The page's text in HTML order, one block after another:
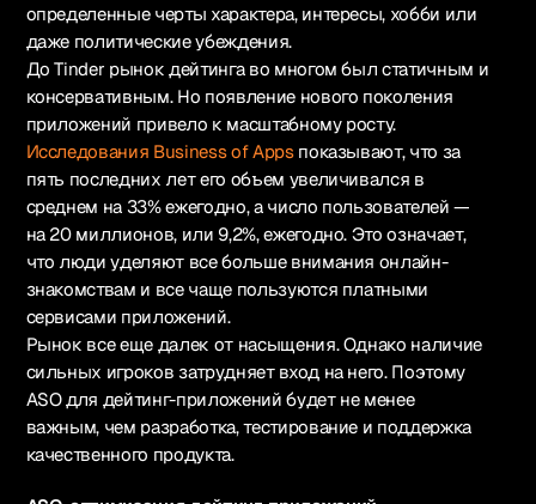
определенные черты характера, интересы, хобби или
даже политические убеждения.
До Tinder рынок дейтинга во многом был статичным и
консервативным. Но появление нового поколения
приложений привело к масштабному росту.
Исследования Business of Appsпоказывают, что за
пять последних лет его объем увеличивался в
среднем на 33% ежегодно, а число пользователей —
на 20 миллионов, или 9,2%, ежегодно. Это означает,
что люди уделяют все больше внимания онлайн-
знакомствам и все чаще пользуются платными
сервисами приложений.
Рынок все еще далек от насыщения. Однако наличие
сильных игроков затрудняет вход на него. Поэтому
ASO для дейтинг-приложений будет не менее
важным, чем разработка, тестирование и поддержка
качественного продукта.